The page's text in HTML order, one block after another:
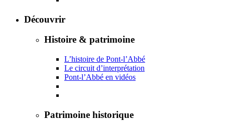
Découvrir
Histoire & patrimoine
L’histoire de Pont-l’Abbé
Le circuit d’interprétation
Pont-l’Abbé en vidéos
Patrimoine historique